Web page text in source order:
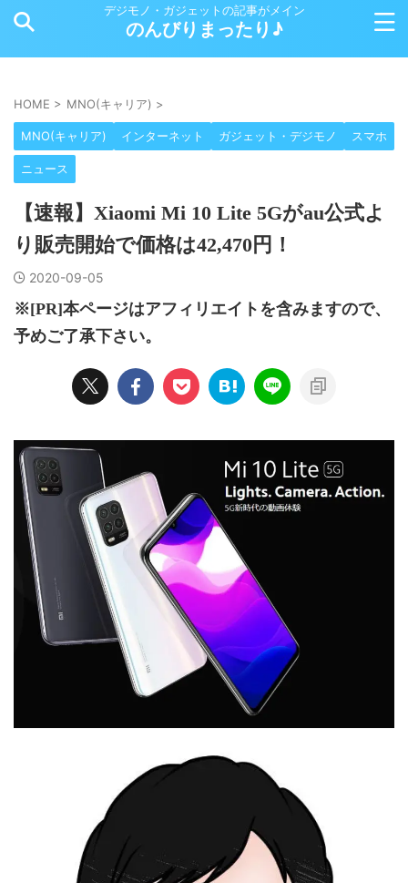
デジモノ・ガジェットの記事がメイン
のんびりまったり♪
HOME > MNO(キャリア) >
MNO(キャリア) インターネット ガジェット・デジモノ スマホ
ニュース
【速報】Xiaomi Mi 10 Lite 5Gがau公式よ
り販売開始で価格は42,470円！
2020-09-05
※[PR]本ページはアフィリエイトを含みますので、
予めご了承下さい。